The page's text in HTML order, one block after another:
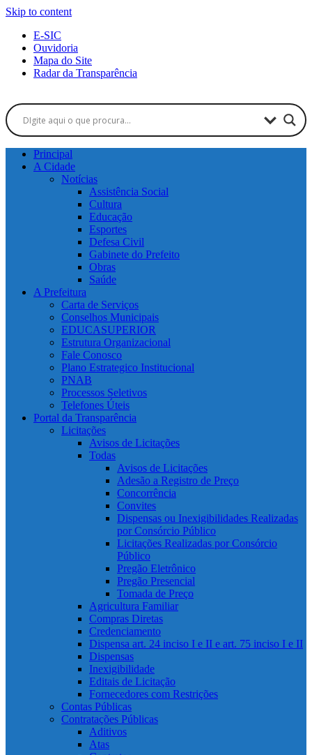
Skip to content
E-SIC
Ouvidoria
Mapa do Site
Radar da Transparência
Principal
A Cidade
Notícias
Assistência Social
Cultura
Educação
Esportes
Defesa Civil
Gabinete do Prefeito
Obras
Saúde
A Prefeitura
Carta de Serviços
Conselhos Municipais
EDUCASUPERIOR
Estrutura Organizacional
Fale Conosco
Plano Estrategico Institucional
PNAB
Processos Seletivos
Telefones Úteis
Portal da Transparência
Licitações
Avisos de Licitações
Todas
Avisos de Licitações
Adesão a Registro de Preço
Concorrência
Convites
Dispensas ou Inexigibilidades Realizadas
por Consórcio Público
Licitações Realizadas por Consórcio
Público
Pregão Eletrônico
Pregão Presencial
Tomada de Preço
Agricultura Familiar
Compras Diretas
Credenciamento
Dispensa art. 24 inciso I e II e art. 75 inciso I e II
Dispensas
Inexigibilidade
Editais de Licitação
Fornecedores com Restrições
Contas Públicas
Contratações Públicas
Aditivos
Atas